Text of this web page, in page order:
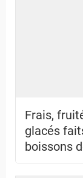
Frais,
glacés
boissons